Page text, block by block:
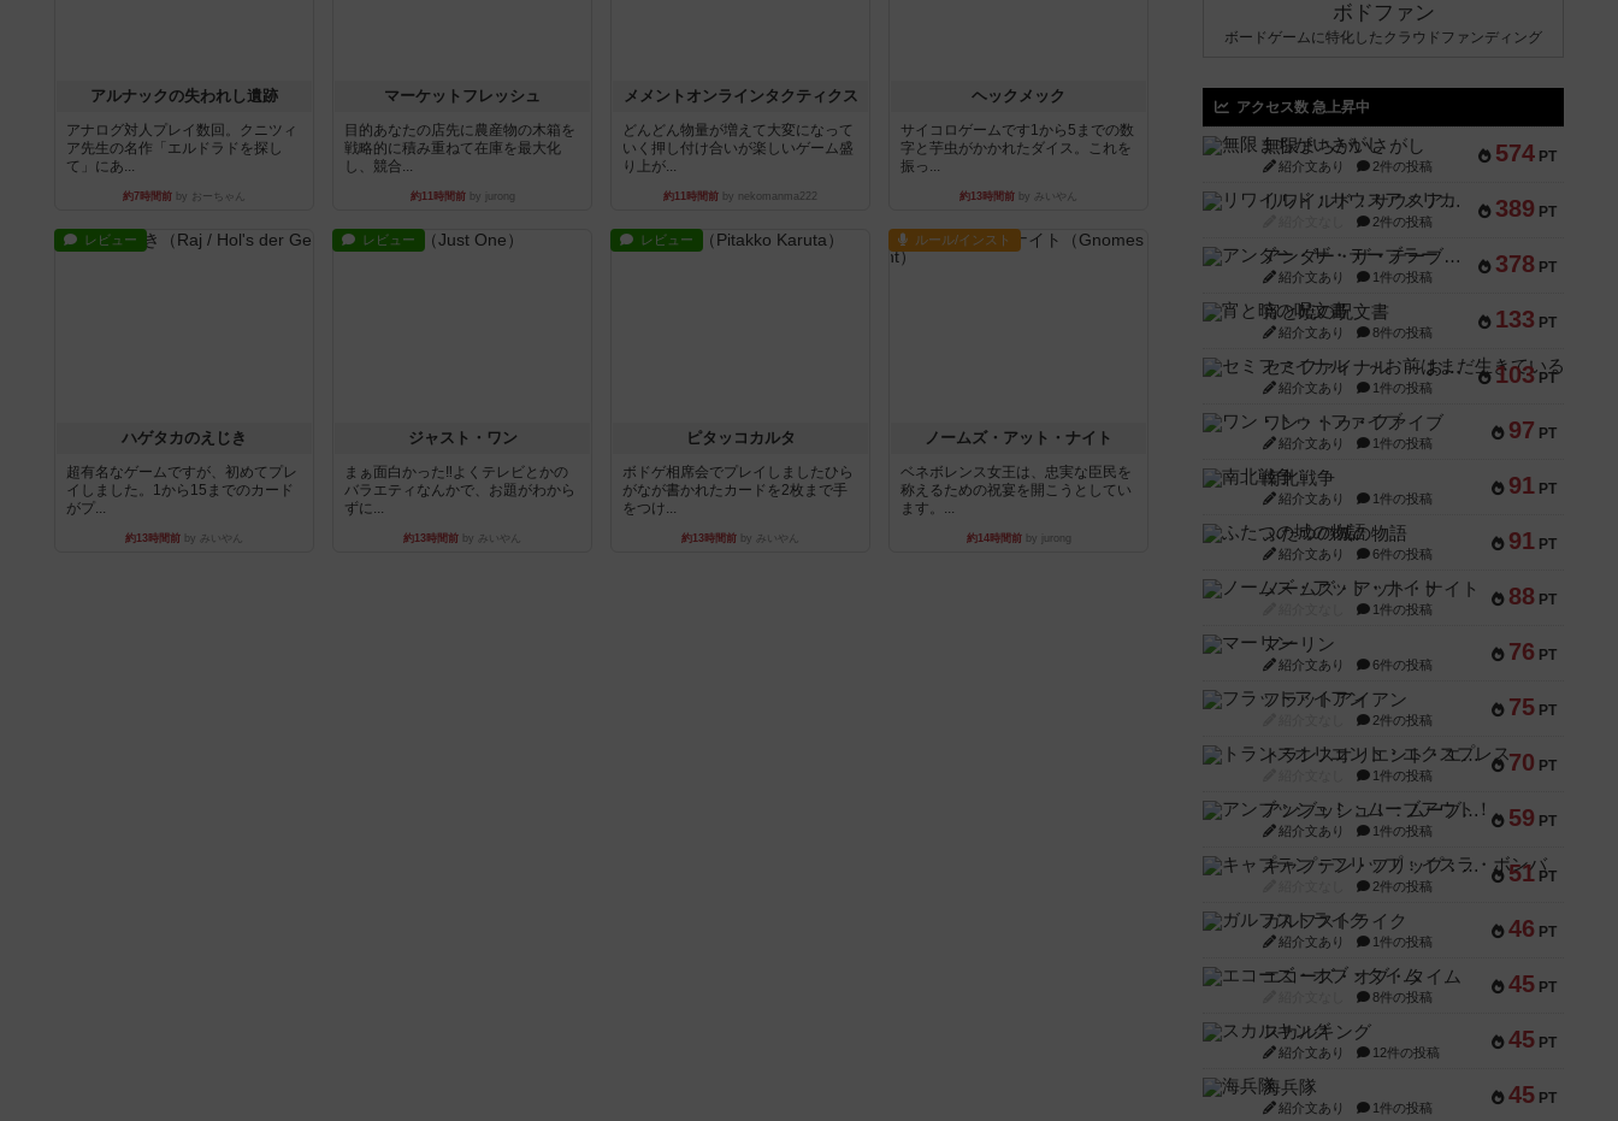
アルナックの失われし遺跡
アナログ対人プレイ数回。クニツィ
ア先生の名作「エルドラドを探し
て」にあ...
約7時間前 by おーちゃん
マーケットフレッシュ
目的あなたの店先に農産物の木箱を
戦略的に積み重ねて在庫を最大化
し、競合...
約11時間前by jurong
メメントオンラインタクティクス
どんどん物量が増えて大変になって
いく押し付け合いが楽しいゲーム盛
り上が...
約11時間前 by nekomanma222
ヘックメック
サイコロゲームです1から5までの数
字と芋虫がかかれたダイス。これを
振っ...
約13時間前 by みいやん
レビュー
ハゲタカのえじき
超有名なゲームですが、初めてプレ
イしました。1から15までのカード
がプ...
約13時間前 by みいやん
レビュー
ジャスト・ワン
まぁ面白かった‼️よくテレビとかの
バラエティなんかで、お題がわから
ずに...
約13時間前 by みいやん
レビュー
ピタッコカルタ
ボドゲ相席会でプレイしましたひら
がなが書かれたカードを2枚まで手
をつけ...
約13時間前 by みいやん
ルール/インスト
ノームズ・アット・ナイト
ベネボレンス女王は、忠実な臣民を
称えるための祝宴を開こうとしてい
ます。...
約14時間前by jurong
ボドファン
ボードゲームに特化したクラウドファンディング
アクセス数 急上昇中
574 PT
無限まちがいさがし
紹介文あり 2件の投稿
389 PT
リワイルド：サウスアメリカ
2件の投稿
378 PT
アンダー・ザ・テーブラー
紹介文あり 1件の投稿
133 PT
宵と暁の呪文書
紹介文あり 8件の投稿
103 PT
セミファイナル ～お前はまだ生きている～
紹介文あり 1件の投稿
97 PT
ワン・トゥ・ファイブ
紹介文あり 1件の投稿
91 PT
南北戦争
紹介文あり 1件の投稿
91 PT
ふたつの城の物語
紹介文あり 6件の投稿
88 PT
ノームズ・アット・ナイト
1件の投稿
76 PT
マーリン
紹介文あり 6件の投稿
75 PT
フラットアイアン
2件の投稿
70 PT
トランスオリエント・エクスプレス
1件の投稿
59 PT
アンブッシュ！：ムーブアウト！
紹介文あり 1件の投稿
51 PT
キャプテン・フリップ：イスラ・ボンバ
2件の投稿
46 PT
ガルフストライク
紹介文あり 1件の投稿
45 PT
エコーズ・オブ・タイム
8件の投稿
45 PT
スカルキング
紹介文あり 12件の投稿
45 PT
海兵隊
紹介文あり 1件の投稿